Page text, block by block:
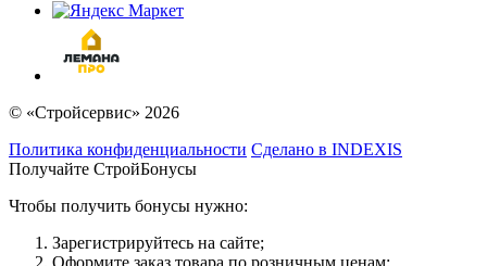
© «Стройсервис» 2026
Политика конфиденциальности Сделано в INDEXIS
Получайте СтройБонусы
Чтобы получить бонусы нужно:
Зарегистрируйтесь на сайте;